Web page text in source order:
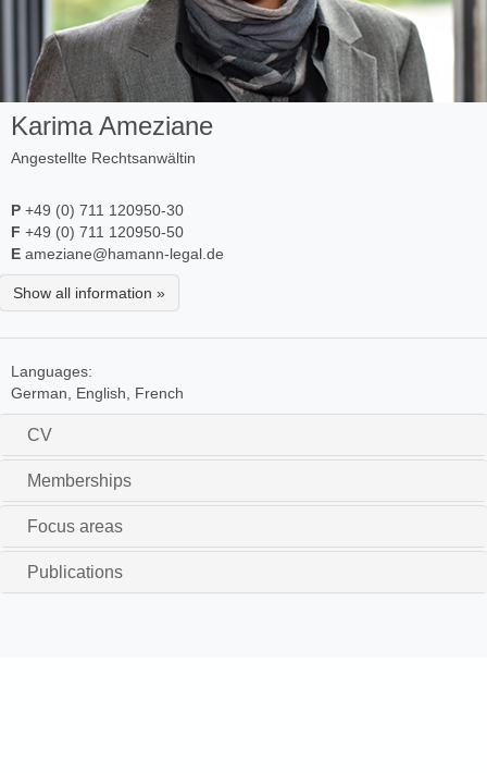
Karima Ameziane
Angestellte Rechtsanwältin
P +49 (0) 711 120950-30
F +49 (0) 711 120950-50
E ameziane@hamann-legal.de
Show all information »
Languages:
German, English, French
CV
Memberships
Focus areas
Publications